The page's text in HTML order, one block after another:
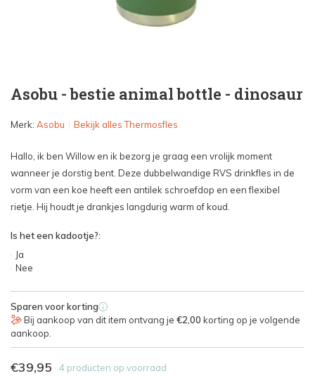
Asobu - bestie animal bottle - dinosaur
Merk: Asobu Bekijk alles Thermosfles
Hallo, ik ben Willow en ik bezorg je graag een vrolijk moment
wanneer je dorstig bent. Deze dubbelwandige RVS drinkfles in de
vorm van een koe heeft een antilek schroefdop en een flexibel
rietje. Hij houdt je drankjes langdurig warm of koud.
Is het een kadootje?:
Ja
Nee
Sparen voor korting i
Bij aankoop van dit item ontvang je €2,00 korting op je volgende
aankoop.
€39,95 4 producten op voorraad